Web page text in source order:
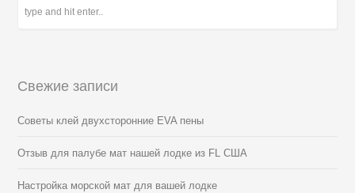
Свежие записи
Советы клей двухсторонние EVA пены
Отзыв для палубе мат нашей лодке из FL США
Настройка морской мат для вашей лодке